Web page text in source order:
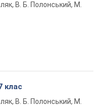
В. Б. Полонський, М.
клас
В. Б. Полонський, М.